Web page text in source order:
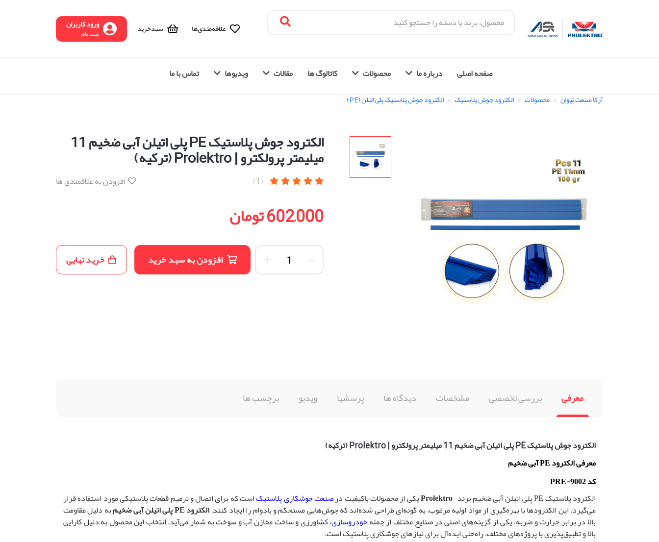
علاقه‌مندی‌ها سبد‌خرید ورود کاربران
ثبت نام
صفحه اصلی درباره ما محصولات کاتالوگ ها مقالات ویدیوها تماس با ما
آرکا صنعت تیوان محصولات الکترود جوش پلاستیک الکترود جوش پلاستیک پلی اتیلن (PE)
الکترود جوش پلاستیک PE پلی اتیلن آبی ضخیم 11
میلیمتر پرولکترو | Prolektro (ترکیه)
(1) افزودن به علاقمندی ها
602,000 تومان
افزودن به سبد خرید خرید نهایی
معرفی بررسی تخصصی مشخصات دیدگاه ها پرسشها ویدیو برچسب ها
الکترود جوش پلاستیک PE پلی اتیلن آبی ضخیم 11 میلیمتر پرولکترو | Prolektro (ترکیه)
معرفی الکترودPE آبی ضخیم
کدPRE-9002
الکترود پلاستیک PE پلی اتیلن آبی ضخیم برند
Prolektroیکی از محصولات باکیفیت درصنعت جوشکاری پلاستیکاست که برای اتصال و ترمیم قطعات پلاستیکی مورد استفاده قرار
می‌گیرد. این الکترودها با بهره‌گیری از مواد اولیه مرغوب، به گونه‌ای طراحی شده‌اند که جوش‌هایی مستحکم و بادوام را ایجاد کنند.الکترود پلی اتیلن آبی ضخیمبه دلیل مقاومت
بالا در برابر حرارت و ضربه، یکی از گزینه‌های اصلی در صنایع مختلف از جملهخودروسازی، کشاورزی و ساخت مخازن آب و سوخت به شمار می‌آید. انتخاب این محصول به دلیل کارایی
بالا و تطبیق‌پذیری با پروژه‌های مختلف، راه‌حلی ایده‌آل برای نیازهای جوشکاری پلاستیک است.